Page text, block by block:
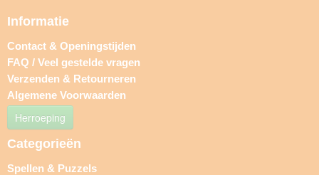
Informatie
Contact & Openingstijden
FAQ / Veel gestelde vragen
Verzenden & Retourneren
Algemene Voorwaarden
Herroeping
Categorieën
Spellen & Puzzels